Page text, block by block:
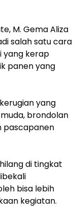
M. Gema Aliza
salah satu cara
yang kerap
panen yang
yang
brondolan
pascapanen
di tingkat
bisa lebih
kegiatan.